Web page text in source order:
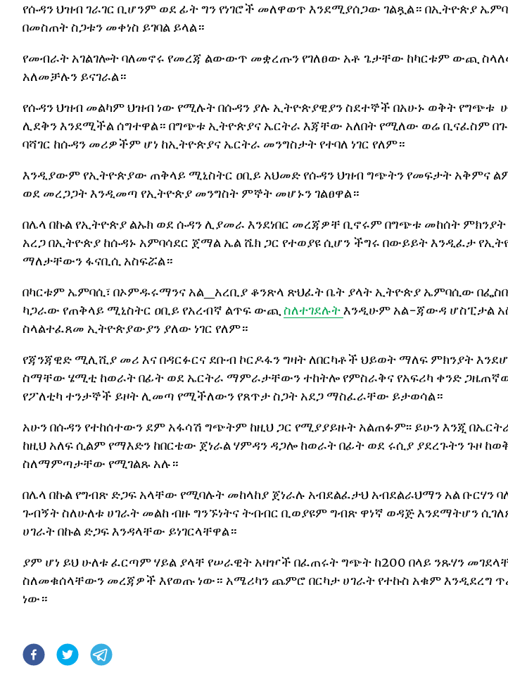
የሱዳን ህዝብ ገራገር ቢሆንም ወደ ፊት ግን የነገሮች መለዋወጥ እንደሚያሰጋው ገልጿል። በኢትዮጵያ
በመስጠት ስጋቱን መቀነስ ይገባል ይላል።
የመብራት አገልገሎት ባለመኖሩ የመረጃ ልውውጥ መቋረጡን የገለፀው አቶ ጌታቸው ከካርቱም ውጪ
አለመቻሉን ይናገራል።
የሱዳን ህዝብ መልካም ህዝብ ነው የሚሉት በሱዳን ያሉ ኢትዮጵያዊያን ስደተኞች በአሁኑ ወቅት የግጭቱ
ሊደቅን እንደሚችል ሰግተዋል። በግጭቱ ኢትዮጵያና ኤርትራ እጃቸው አለበት የሚለው ወሬ ቢናፈስም
ባሻገር ከሱዳን መሪዎችም ሆነ ከኢትዮጵያና ኤርትራ መንግስታት የተባለ ነገር የለም።
እንዲያውም የኢትዮጵያው ጠቅላይ ሚኒስትር ዐቢይ አህመድ የሱዳን ህዝብ ግጭትን የመፍታት አቅምና
ወደ መረጋጋት እንዲመጣ የኢትዮጵያ መንግስት ምኞት መሆኑን ገልፀዋል።
በሌላ በኩል የኢትዮጵያ ልኡክ ወደ ሱዳን ሊያመራ እንደነበር መረጃዎቸ ቢኖሩም በግጭቱ መከሰት
አረጋ በኢትዮጵያ ከሱዳኑ አምባሳደር ጀማል ኤል ሼክ ጋር የተወያዩ ሲሆን ችግሩ በውይይት እንዲፈታ
ማለታቸውን ፋናቢሲ አስፍሯል።
በካርቱም ኤምባሲ፣ በኦምዱሩማንና አል_አረቢያ ቆንጽላ ጽህፈት ቤት ያላት ኢትዮጵያ ኤምባሲው
ካጋራው የጠቅላይ ሚኒስትር ዐቢይ የአረብኛ ልጥፍ ውጪስለተገደሉትእንዲሁም አል-ጃውዳ ሆስፒታል
ስላልተፈጸመ ኢትዮጵያውያን ያለው ነገር የለም።
የጃንጃዊድ ሚሊሺያ መሪ እና በዳርፉርና ደቡብ ኮርዶፋን ግዛት ለበርካቶች ህይወት ማለፍ ምክንያት
ስማቸው ሄሚቲ ከወራት በፊት ወደ ኤርትራ ማምራታቸውን ተከትሎ የምስራቅና የአፍሪካ ቀንድ
የፖለቲካ ተንታኞች ይዞት ሊመጣ የሚችለውን የጸጥታ ስጋት አደጋ ማስፈራቸው ይታወሳል።
አሁን በሱዳን የተከሰተውን ደም አፋሳሽ ግጭትም ከዚህ ጋር የሚያያይዙት አልጠፉም፡፡ ይሁን እንጂ በኤርትራ
ከዚህ አለፍ ሲልም የማእድን ከበርቴው ጀነራል ሃምዳን ዳጋሎ ከወራት በፊት ወደ ሩሲያ ያደረጉትን ጉዞ
ስለማምጣታቸው የሚገልጹ አሉ።
በሌላ በኩል የግብጽ ድጋፍ አላቸው የሚባሉት መከላከያ ጀነራሉ አብደልፈታህ አብደልራህማን አል ቡርሃን
ጉብኝት ስለሁለቱ ሀገራት መልከ ብዙ ግንኙነትና ትብብር ቢወያዩም ግብጽ ዋነኛ ወዳጅ እንደማትሆን ሲገለጽ
ሀገራት በኩል ድጋፍ እንዳላቸው ይነገርላቸዋል።
ያም ሆነ ይህ ሁለቱ ፈርጣም ሃይል ያላቸ የሠራዊት አዛዦች በፈጠሩት ግጭት ከ200 በላይ ንጹሃን
ስለመቁሰላቸውን መረጃዎች እየወጡ ነው። አሜሪካን ጨምሮ በርካታ ሀገራት የተኩስ አቁም እንዲደረግ
ነው።